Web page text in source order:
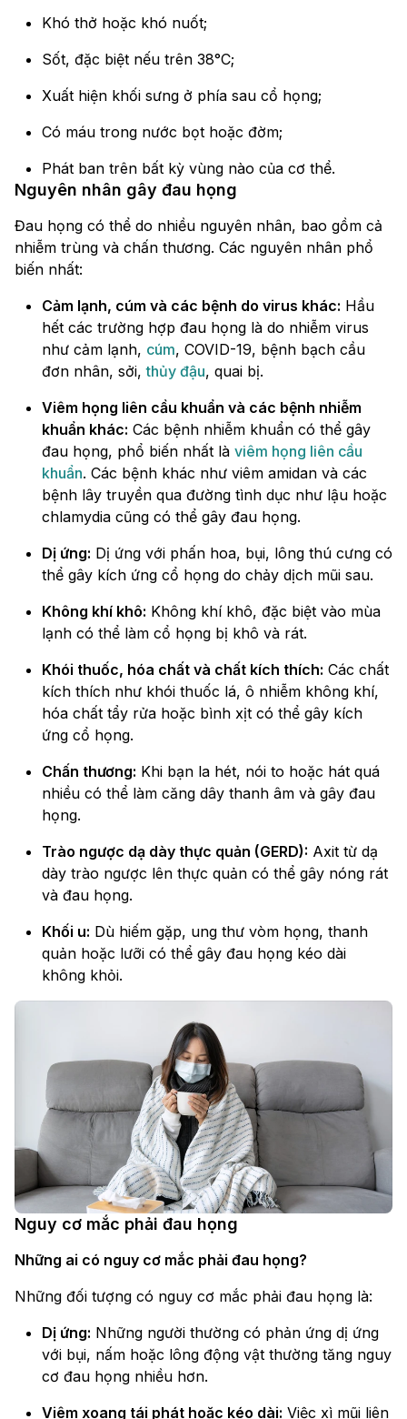
Khó thở hoặc khó nuốt;
Sốt, đặc biệt nếu trên 38°C;
Xuất hiện khối sưng ở phía sau cổ họng;
Có máu trong nước bọt hoặc đờm;
Phát ban trên bất kỳ vùng nào của cơ thể.
Nguyên nhân gây đau họng
Đau họng có thể do nhiều nguyên nhân, bao gồm cả
nhiễm trùng và chấn thương. Các nguyên nhân phổ
biến nhất:
Cảm lạnh, cúm và các bệnh do virus khác: Hầu
hết các trường hợp đau họng là do nhiễm virus
như cảm lạnh, cúm, COVID-19, bệnh bạch cầu
đơn nhân, sởi,thủy đậu, quai bị.
Viêm họng liên cầu khuẩn và các bệnh nhiễm
khuẩn khác: Các bệnh nhiễm khuẩn có thể gây
đau họng, phổ biến nhất là viêm họng liên cầu
khuẩn. Các bệnh khác như viêm amidan và các
bệnh lây truyền qua đường tình dục như lậu hoặc
chlamydia cũng có thể gây đau họng.
Dị ứng: Dị ứng với phấn hoa, bụi, lông thú cưng có
thể gây kích ứng cổ họng do chảy dịch mũi sau.
Không khí khô: Không khí khô, đặc biệt vào mùa
lạnh có thể làm cổ họng bị khô và rát.
Khói thuốc, hóa chất và chất kích thích: Các chất
kích thích như khói thuốc lá, ô nhiễm không khí,
hóa chất tẩy rửa hoặc bình xịt có thể gây kích
ứng cổ họng.
Chấn thương: Khi bạn la hét, nói to hoặc hát quá
nhiều có thể làm căng dây thanh âm và gây đau
họng.
Trào ngược dạ dày thực quản (GERD): Axit từ dạ
dày trào ngược lên thực quản có thể gây nóng rát
và đau họng.
Khối u: Dù hiếm gặp, ung thư vòm họng, thanh
quản hoặc lưỡi có thể gây đau họng kéo dài
không khỏi.
Nguy cơ mắc phải đau họng
Những ai có nguy cơ mắc phải đau họng?
Những đối tượng có nguy cơ mắc phải đau họng là:
Dị ứng: Những người thường có phản ứng dị ứng
với bụi, nấm hoặc lông động vật thường tăng nguy
cơ đau họng nhiều hơn.
Viêm xoang tái phát hoặc kéo dài: Việc xì mũi liên